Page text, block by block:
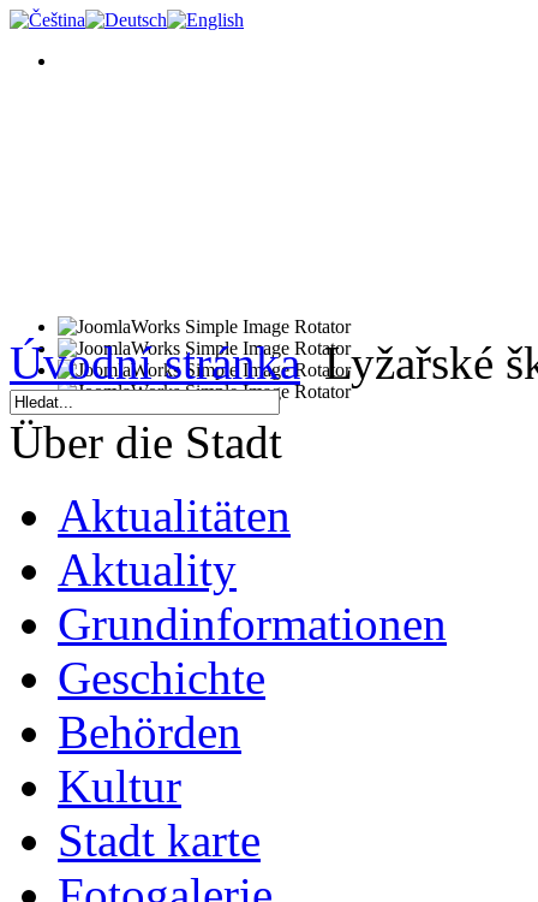
Úvodní stránka Lyžařské
Über die Stadt
Aktualitäten
Aktuality
Grundinformationen
Geschichte
Behörden
Kultur
Stadt karte